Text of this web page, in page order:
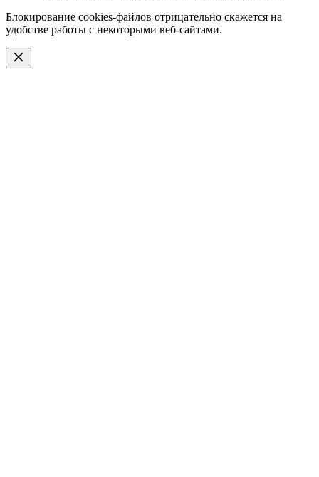
Блокирование cookies-файлов отрицательно скажется на
удобстве работы с некоторыми веб-сайтами.